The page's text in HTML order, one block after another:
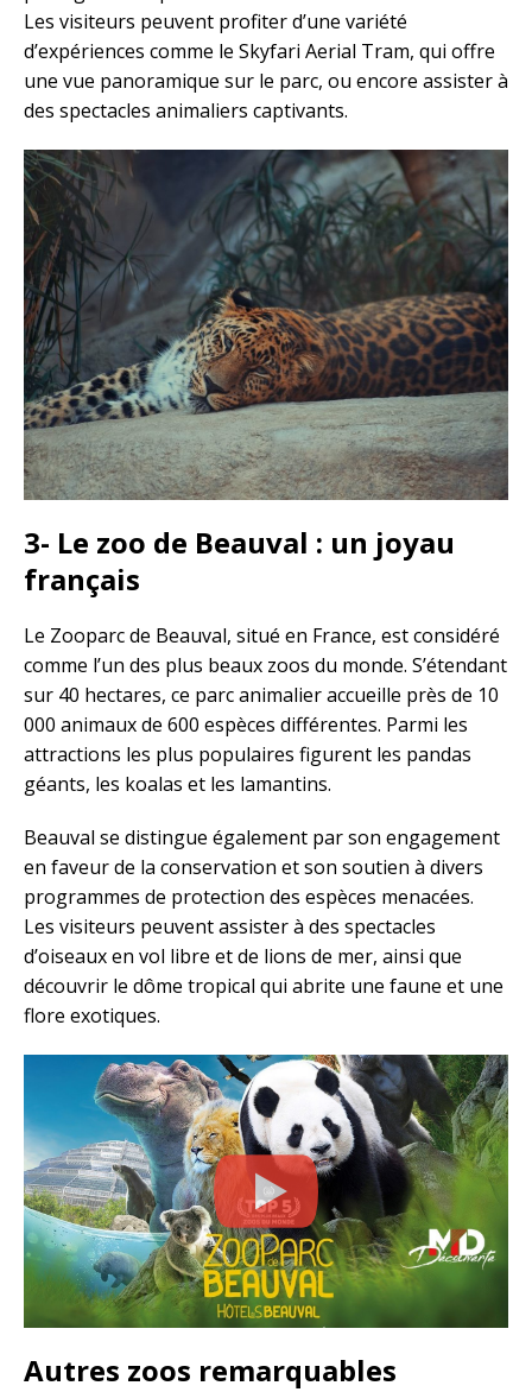
Les visiteurs peuvent profiter d’une variété
d’expériences comme le Skyfari Aerial Tram, qui offre
une vue panoramique sur le parc, ou encore assister à
des spectacles animaliers captivants.
3- Le zoo de Beauval : un joyau
français
Le Zooparc de Beauval, situé en France, est considéré
comme l’un des plus beaux zoos du monde. S’étendant
sur 40 hectares, ce parc animalier accueille près de 10
000 animaux de 600 espèces différentes. Parmi les
attractions les plus populaires figurent les pandas
géants, les koalas et les lamantins.
Beauval se distingue également par son engagement
en faveur de la conservation et son soutien à divers
programmes de protection des espèces menacées.
Les visiteurs peuvent assister à des spectacles
d’oiseaux en vol libre et de lions de mer, ainsi que
découvrir le dôme tropical qui abrite une faune et une
flore exotiques.
Autres zoos remarquables